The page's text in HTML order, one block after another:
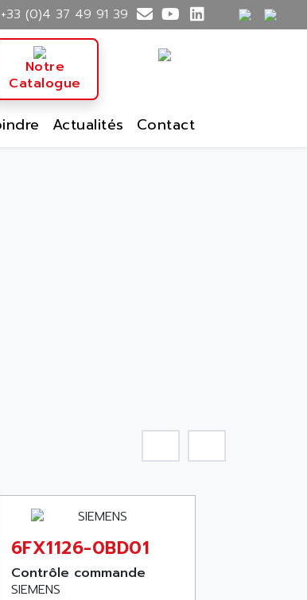
+33 (0)4 37 49 91 39
Notre
Catalogue
Actualités Contact
6FX1126-0BD01
Contrôle commande
SIEMENS